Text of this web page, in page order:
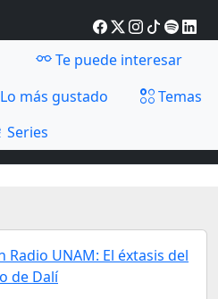
Te puede interesar
Lo más gustado
Temas
Series